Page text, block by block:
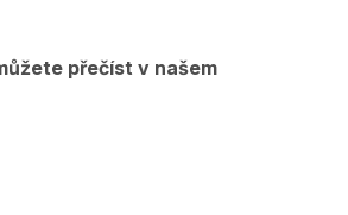
přečíst v našem